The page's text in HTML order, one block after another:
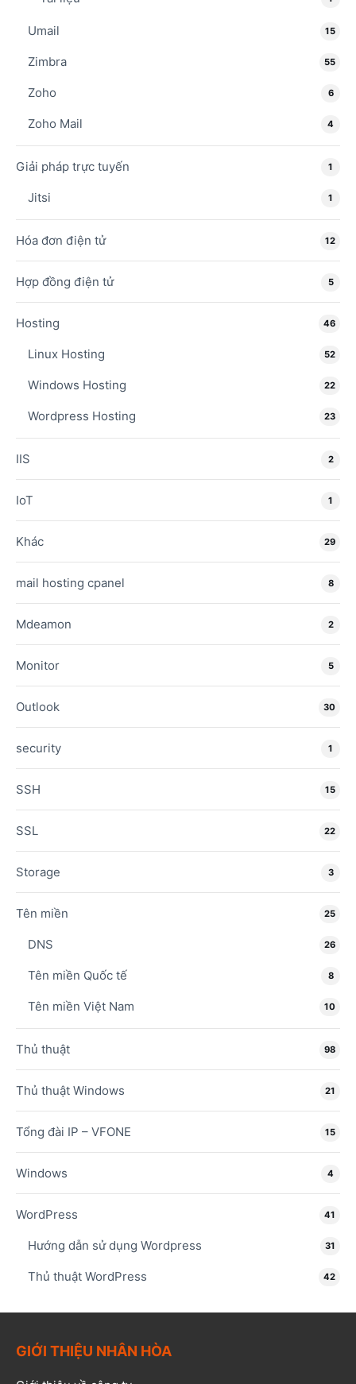
Umail 15
Zimbra 55
Zoho 6
Zoho Mail 4
Giải pháp trực tuyến 1
Jitsi 1
Hóa đơn điện tử 12
Hợp đồng điện tử 5
Hosting 46
Linux Hosting 52
Windows Hosting 22
Wordpress Hosting 23
IIS 2
IoT 1
Khác 29
mail hosting cpanel 8
Mdeamon 2
Monitor 5
Outlook 30
security 1
SSH 15
SSL 22
Storage 3
Tên miền 25
DNS 26
Tên miền Quốc tế 8
Tên miền Việt Nam 10
Thủ thuật 98
Thủ thuật Windows 21
Tổng đài IP – VFONE 15
Windows 4
WordPress 41
Hướng dẫn sử dụng Wordpress 31
Thủ thuật WordPress 42
GIỚI THIỆU NHÂN HÒA